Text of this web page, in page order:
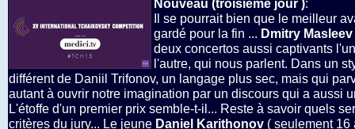
Nouveau (troisième jour ):
Il se pourrait bien que le meilleur
gardé pour la fin ... Dmitry Masleev
deux concertos aussi captivants
l'autre, qui nous parlent. Dans un
différent de Daniil Trifonov, un langage plus sec, mais qui
autant à ouvrir notre imagination par un discours qui a aussi
L'étoffe d'un premier prix semble-t-il... Reste à savoir quels
critères du jury... Le jeune Daniel Karithonov ( seulement 16